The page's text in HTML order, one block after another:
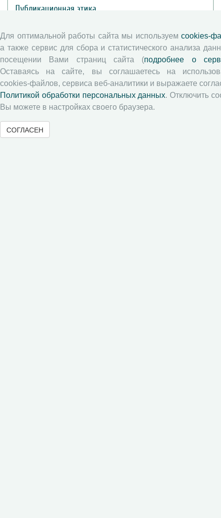
Публикационная этика
Авторские права
Рецензентам
Памятка рецензенту
Положение о рецензировании
Форма рецензии
Для оптимальной работы сайта мы используем cookies-
а также сервис для сбора и статистического анализа
посещении Вами страниц сайта (подробнее о
Оставаясь на сайте, вы соглашаетесь на
cookies-файлов, сервиса веб-аналитики и выражаете
Политикой обработки персональных данных. Отключить
Вы можете в настройках своего браузера.
СОГЛАСЕН